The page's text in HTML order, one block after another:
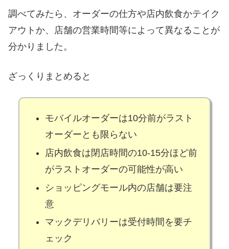
調べてみたら、オーダーの仕方や店内飲食かテイク
アウトか、店舗の営業時間等によって異なることが
分かりました。
ざっくりまとめると
モバイルオーダーは10分前がラスト
オーダーとも限らない
店内飲食は閉店時間の10-15分ほど前
がラストオーダーの可能性が高い
ショッピングモール内の店舗は要注
意
マックデリバリーは受付時間を要チ
ェック